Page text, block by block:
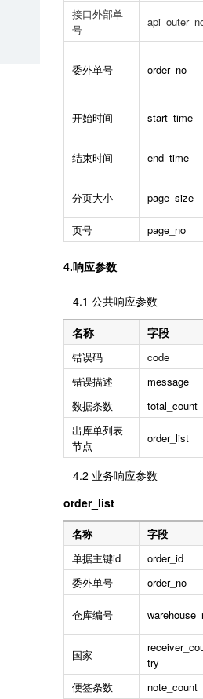
接口外部单
号
委外单号 order_no
开始时间 start_time
结束时间 end_time
分页大小 page_size
页号 page_no
4.响应参数
4.1 公共响应参数
名称
字段
错误码
code
错误描述
message
数据条数
total_count
出库单列表
节点
order_list
4.2 业务响应参数
order_list
名称
字段
单据主键id
order_id
委外单号
order_no
仓库编号
国家
try
便签条数
note_count